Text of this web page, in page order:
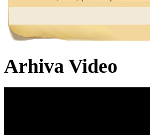
Arhiva Video